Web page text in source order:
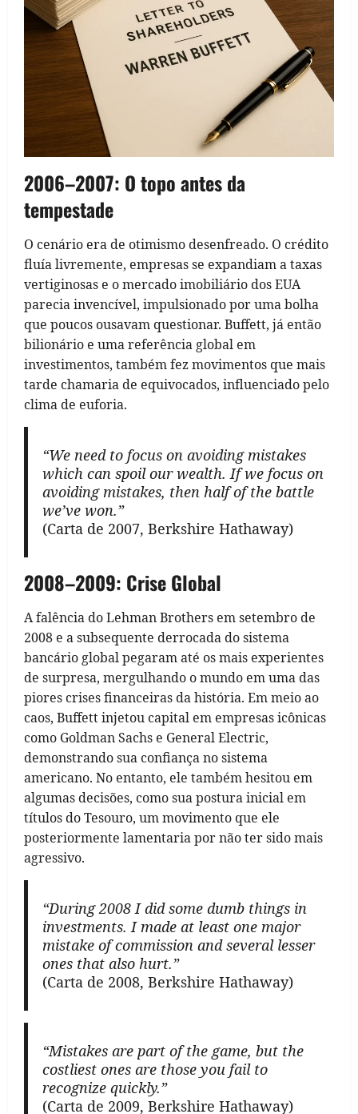
2006–2007: O topo antes da
tempestade
O cenário era de otimismo desenfreado. O crédito
fluía livremente, empresas se expandiam a taxas
vertiginosas e o mercado imobiliário dos EUA
parecia invencível, impulsionado por uma bolha
que poucos ousavam questionar. Buffett, já então
bilionário e uma referência global em
investimentos, também fez movimentos que mais
tarde chamaria de equivocados, influenciado pelo
clima de euforia.
“We need to focus on avoiding mistakes
which can spoil our wealth. If we focus on
avoiding mistakes, then half of the battle
we’ve won.”
(Carta de 2007, Berkshire Hathaway)
2008–2009: Crise Global
A falência do Lehman Brothers em setembro de
2008 e a subsequente derrocada do sistema
bancário global pegaram até os mais experientes
de surpresa, mergulhando o mundo em uma das
piores crises financeiras da história. Em meio ao
caos, Buffett injetou capital em empresas icônicas
como Goldman Sachs e General Electric,
demonstrando sua confiança no sistema
americano. No entanto, ele também hesitou em
algumas decisões, como sua postura inicial em
títulos do Tesouro, um movimento que ele
posteriormente lamentaria por não ter sido mais
agressivo.
“During 2008 I did some dumb things in
investments. I made at least one major
mistake of commission and several lesser
ones that also hurt.”
(Carta de 2008, Berkshire Hathaway)
“Mistakes are part of the game, but the
costliest ones are those you fail to
recognize quickly.”
(Carta de 2009, Berkshire Hathaway)